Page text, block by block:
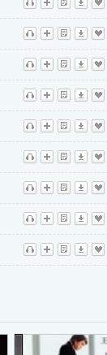
听
播 歌 下 收
听
播 歌 下 收
听
播 歌 下 收
听
播 歌 下 收
听
播 歌 下 收
听
播 歌 下 收
听
播 歌 下 收
听
播 歌 下 收
听
播 歌 下 收